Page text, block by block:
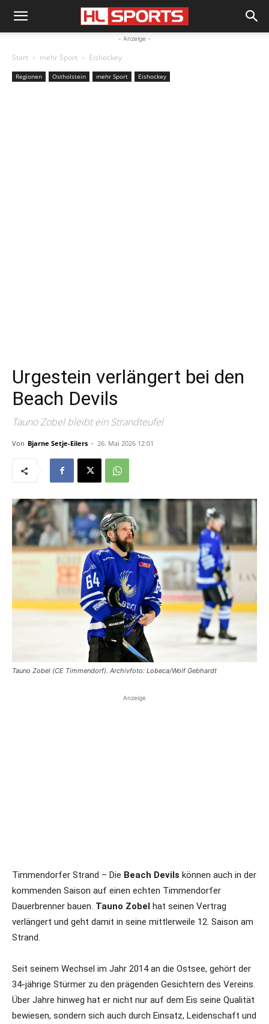
- Anzeige -
Start mehr Sport Eishockey
Regionen Ostholstein mehr Sport Eishockey
Urgestein verlängert bei den
Beach Devils
Tauno Zobel bleibt ein Strandteufel
Von Bjarne Setje-Eilers - 26. Mai 2026 12:01
Tauno Zobel (CE Timmendorf). Archivfoto: Lobeca/Wolf Gebhardt
Anzeige
Timmendorfer Strand – Die Beach Devils können auch in der
kommenden Saison auf einen echten Timmendorfer
Dauerbrenner bauen. Tauno Zobel hat seinen Vertrag
verlängert und geht damit in seine mittlerweile 12. Saison am
Strand.
Seit seinem Wechsel im Jahr 2014 an die Ostsee, gehört der
34-jährige Stürmer zu den prägenden Gesichtern des Vereins.
Über Jahre hinweg hat er nicht nur auf dem Eis seine Qualität
bewiesen, sondern sich auch durch Einsatz, Leidenschaft und